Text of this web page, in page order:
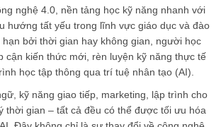
nghệ 4.0, nền tảng học kỹ năng nhanh với
hướng tất yếu trong lĩnh vực giáo dục và đào
bởi thời gian hay không gian, người học
cận kiến thức mới, rèn luyện kỹ năng thực tế
học tập thông qua trí tuệ nhân tạo (AI).
kỹ năng giao tiếp, marketing, lập trình cho
thời gian – tất cả đều có thể được tối ưu hóa